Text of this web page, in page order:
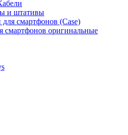
и штативы
смартфонов (Case)
смартфонов оригинальные